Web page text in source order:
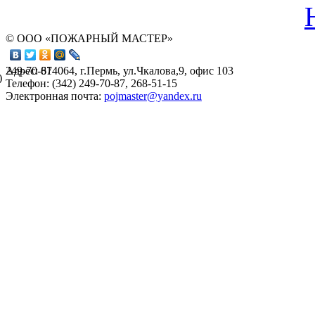
© ООО «ПОЖАРНЫЙ МАСТЕР»
Адрес: 614064, г.Пермь, ул.Чкалова,9, офис 103
Телефон: (342) 249-70-87, 268-51-15
Электронная почта: pojmaster@yandex.ru
249-70-87